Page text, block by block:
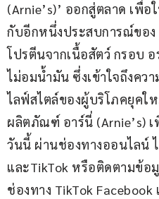
(Arnie’s)’ ออกสู่ตลาด เพื่
กับอีกหนึ่งประสบการณ์ขอ
โปรตีนจากเนื้อสัตว์ กรอบ
ไม่อมน้ำมัน ซึ่งเข้าใจถึงคว
ไลฟ์สไตล์ของผู้บริโภคยุคใ
ผลิตภัณฑ์ อาร์นี่ (Arnie’s)
วันนี้ ผ่านช่องทางออนไลน์
และTikTok หรือติดตามข้อ
ช่องทาง TikTok